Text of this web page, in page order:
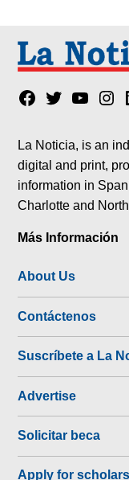
Facebook
TwitterYouTube
La Noticia, is an
digital and print,
information in
Charlotte and
Más Información
About Us
Contáctenos
Suscríbete a La
Advertise
Solicitar beca
Apply for